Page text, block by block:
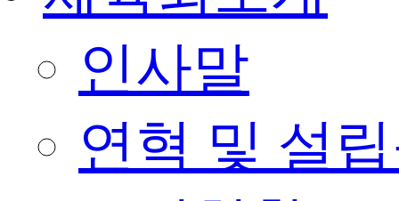
인사말
연혁 및 설